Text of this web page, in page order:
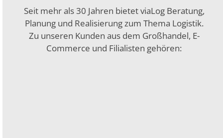
Seit mehr als 30 Jahren bietet viaLog Beratung,
Planung und Realisierung zum Thema Logistik.
Zu unseren Kunden aus dem Großhandel, E-
Commerce und Filialisten gehören: